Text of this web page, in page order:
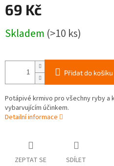
69 Kč
cena:
Skladem (>10 ks)
Přidat do košíku
Potápivé krmivo pro všechny ryby a
vybarvujícím účinkem.
Detailní informace
ZEPTAT SE SDÍLET